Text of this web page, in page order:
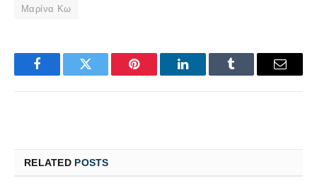
Μαρίνα Κω
FacebookTwitter Pinterest LinkedInTumblr Email
RELATED POSTS